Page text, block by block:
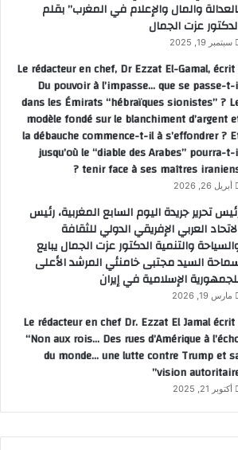
والمال والإعلام في المغرب” بقلم
عزت الجمال
سبتمبر 19, 2025
Le rédacteur en chef, Dr Ezzat El-Gamal, écrit
Du pouvoir à l’impasse… que se passe-
dans les Émirats “hébraïques sionistes” ?
modèle fondé sur le blanchiment d’argent
la débauche commence-t-il à s’effondrer ?
jusqu’où le “diable des Arabes” pourra-
tenir face à ses maîtres iraniens
أبريل 26, 2026
تحرير جريدة اليوم السابع المغربية، رئيس
العربي الإفريقي الدولي للثقافة
والتنمية الدكتور عزت الجمال يبايع
السيد مجتبى خامنئي المرشد الأعلى
الإسلامية في إيران
مارس 19, 2026
Le rédacteur en chef Dr. Ezzat El Jamal écrit
“Non aux rois… Des rues d’Amérique à
du monde… une lutte contre Trump et
vision
أكتوبر 21, 2025